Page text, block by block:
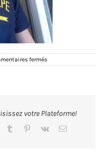
ferméssur
meme
votre Plateforme!
Tumblr Pinterest
Vk Email